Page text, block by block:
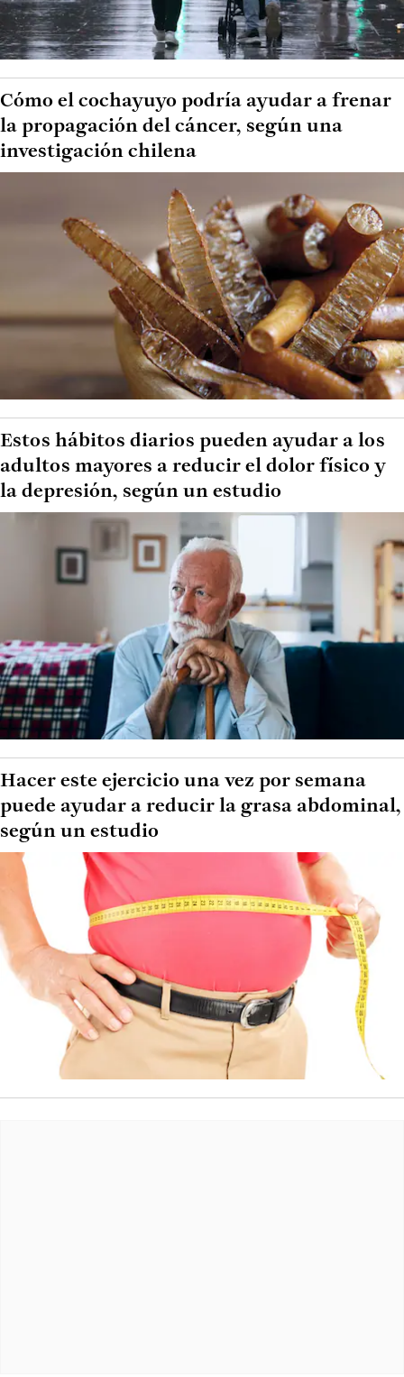
Cómo el cochayuyo podría ayudar a frenar
la propagación del cáncer, según una
investigación chilena
Estos hábitos diarios pueden ayudar a los
adultos mayores a reducir el dolor físico y
la depresión, según un estudio
Hacer este ejercicio una vez por semana
puede ayudar a reducir la grasa abdominal,
según un estudio